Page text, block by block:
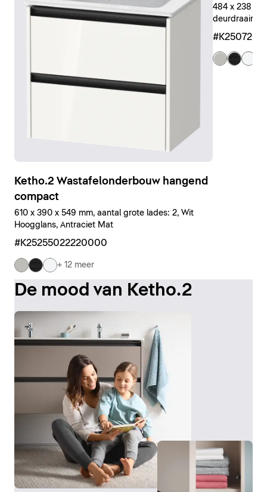
Ketho.2 Wastafelonderbouw hangend
compact
610 x 390 x 549 mm, aantal grote lades: 2, Wit
Hoogglans, Antraciet Mat
#K25255022220000
+ 12 meer
484 x 238 x
De mood van Ketho.2